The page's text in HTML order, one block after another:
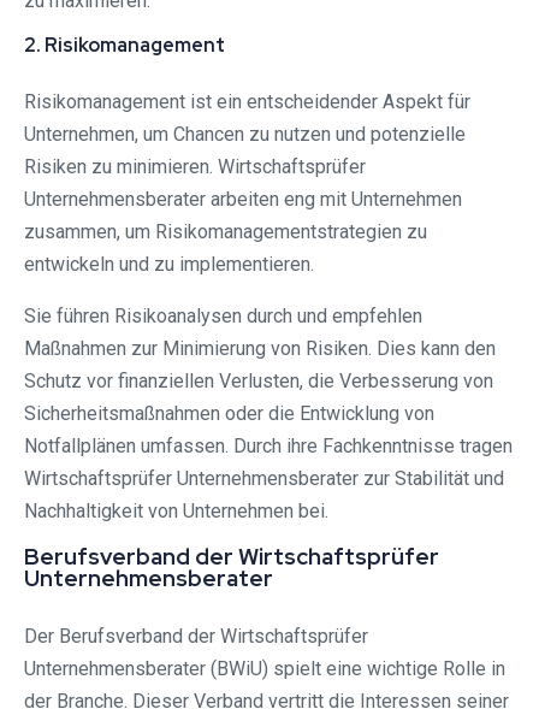
2. Risikomanagement
Risikomanagement ist ein entscheidender Aspekt für
Unternehmen, um Chancen zu nutzen und potenzielle
Risiken zu minimieren. Wirtschaftsprüfer
Unternehmensberater arbeiten eng mit Unternehmen
zusammen, um Risikomanagementstrategien zu
entwickeln und zu implementieren.
Sie führen Risikoanalysen durch und empfehlen
Maßnahmen zur Minimierung von Risiken. Dies kann den
Schutz vor finanziellen Verlusten, die Verbesserung von
Sicherheitsmaßnahmen oder die Entwicklung von
Notfallplänen umfassen. Durch ihre Fachkenntnisse tragen
Wirtschaftsprüfer Unternehmensberater zur Stabilität und
Nachhaltigkeit von Unternehmen bei.
Berufsverband der Wirtschaftsprüfer
Unternehmensberater
Der Berufsverband der Wirtschaftsprüfer
Unternehmensberater (BWiU) spielt eine wichtige Rolle in
der Branche. Dieser Verband vertritt die Interessen seiner